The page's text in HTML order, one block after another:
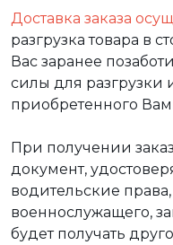
Доставка заказа
разгрузка товара в
Вас заранее
силы для разгрузки
приобретенного
При получении
документ,
водительские
военнослужащего,
будет получать